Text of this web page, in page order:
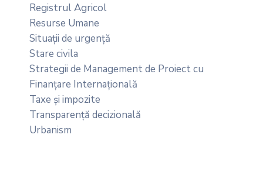
Registrul Agricol
Resurse Umane
Situații de urgență
Stare civila
Strategii de Management de Proiect cu
Finanțare Internațională
Taxe și impozite
Transparență decizională
Urbanism